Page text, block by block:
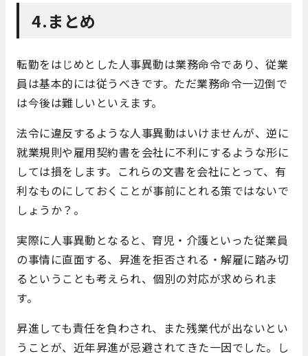
4.まとめ
転勤をはじめとした人事異動は業務命令であり、従業
員は基本的には従うべきです。ただ業務命令一辺倒で
は今後は難しいといえます。
法令に違反するような人事異動はいけませんが、逆に
就業規則や雇用契約書を会社に不利にするような形に
しては損をします。これらの文書を会社にとって、有
利なものにしておくことが事前にとれる策ではないで
しょうか？。
実際に人事異動となると、育児・介護といった従業員
の事情に直面する、昇進を拒否される・解雇に踏み切
るということも考えられ、個別の対応が求められま
す。
昇進しても責任を負わされ、また残業代が出ないとい
うことが、近年昇進が忌避されてきた一因でした。し